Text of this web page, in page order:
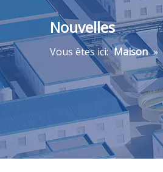
Nouvelles
Vous êtes ici: Maison »